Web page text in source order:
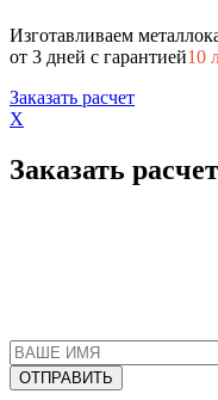
Изготавливаем
от 3 дней с гарантией10
Заказать расчет
X
Заказать расчет